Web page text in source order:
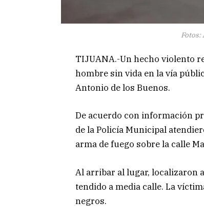
Fotos:
TIJUANA.-Un hecho violento
hombre sin vida en la vía
Antonio de los Buenos.
De acuerdo con información
de la Policía Municipal
arma de fuego sobre la calle
Al arribar al lugar, localizaron
tendido a media calle. La
negros.